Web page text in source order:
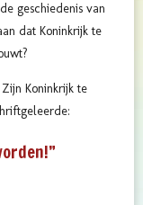
geschiedenis van
dat Koninkrijk te
Koninkrijk te